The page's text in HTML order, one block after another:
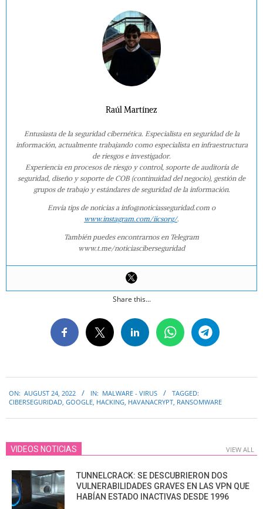
Raúl Martínez
Entusiasta de la seguridad cibernética. Especialista en seguridad de la
información, actualmente trabajando como especialista en infraestructura
de riesgos e investigador.
Experiencia en procesos de riesgo y control, soporte de auditoría de
seguridad, diseño y soporte de COB (continuidad del negocio), gestión de
grupos de trabajo y estándares de seguridad de la información.
Envía tips de noticias a info@noticiasseguridad.com o
www.instagram.com/iicsorg/.
También puedes encontrarnos en Telegram
www.t.me/noticiasciberseguridad
Share this...
08-
ON: AUGUST 24, 2022 IN: MALWARE - VIRUS
TAGGED:
CIBERSEGURIDAD, GOOGLE, HACKING, HAVANACRYPT, RANSOMWARE
VIDEOS NOTICIAS VIEW ALL
TUNNELCRACK: SE DESCUBRIERON DOS
VULNERABILIDADES GRAVES EN LAS VPN QUE
HABÍAN ESTADO INACTIVAS DESDE 1996